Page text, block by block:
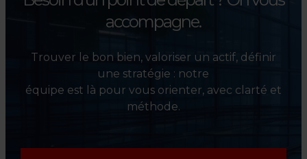
accompagne.
Trouver le bon bien, valoriser un actif, définir
une stratégie : notre
équipe est là pour vous orienter, avec clarté et
méthode.